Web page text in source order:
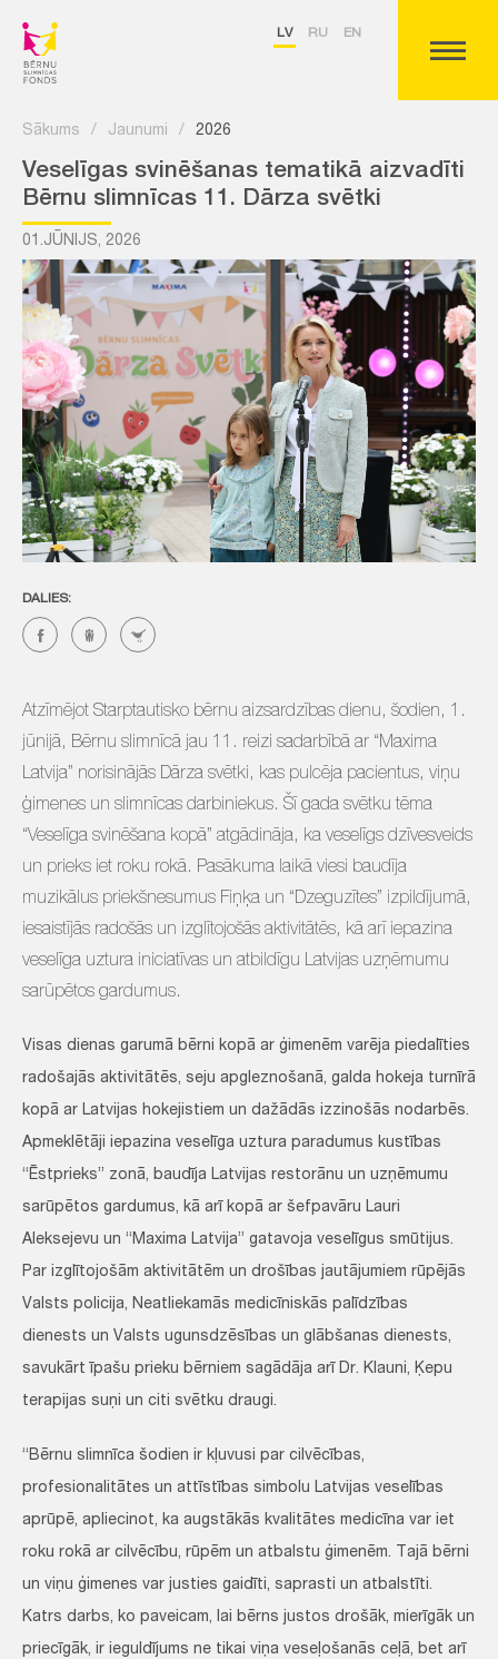
LV RU EN
Sākums / Jaunumi / 2026
Veselīgas svinēšanas tematikā aizvadīti
Bērnu slimnīcas 11. Dārza svētki
01.JŪNIJS, 2026
DALIES:
Atzīmējot Starptautisko bērnu aizsardzības dienu, šodien, 1.
jūnijā, Bērnu slimnīcā jau 11. reizi sadarbībā ar “Maxima
Latvija” norisinājās Dārza svētki, kas pulcēja pacientus, viņu
ģimenes un slimnīcas darbiniekus. Šī gada svētku tēma
“Veselīga svinēšana kopā” atgādināja, ka veselīgs dzīvesveids
un prieks iet roku rokā. Pasākuma laikā viesi baudīja
muzikālus priekšnesumus Fiņķa un “Dzeguzītes” izpildījumā,
iesaistījās radošās un izglītojošās aktivitātēs, kā arī iepazina
veselīga uztura iniciatīvas un atbildīgu Latvijas uzņēmumu
sarūpētos gardumus.
Visas dienas garumā bērni kopā ar ģimenēm varēja piedalīties
radošajās aktivitātēs, seju apgleznošanā, galda hokeja turnīrā
kopā ar Latvijas hokejistiem un dažādās izzinošās nodarbēs.
Apmeklētāji iepazina veselīga uztura paradumus kustības
“Ēstprieks” zonā, baudīja Latvijas restorānu un uzņēmumu
sarūpētos gardumus, kā arī kopā ar šefpavāru Lauri
Aleksejevu un “Maxima Latvija” gatavoja veselīgus smūtijus.
Par izglītojošām aktivitātēm un drošības jautājumiem rūpējās
Valsts policija, Neatliekamās medicīniskās palīdzības
dienests un Valsts ugunsdzēsības un glābšanas dienests,
savukārt īpašu prieku bērniem sagādāja arī Dr. Klauni, Ķepu
terapijas suņi un citi svētku draugi.
“Bērnu slimnīca šodien ir kļuvusi par cilvēcības,
profesionalitātes un attīstības simbolu Latvijas veselības
aprūpē, apliecinot, ka augstākās kvalitātes medicīna var iet
roku rokā ar cilvēcību, rūpēm un atbalstu ģimenēm. Tajā bērni
un viņu ģimenes var justies gaidīti, saprasti un atbalstīti.
Katrs darbs, ko paveicam, lai bērns justos drošāk, mierīgāk un
priecīgāk, ir ieguldījums ne tikai viņa veseļošanās ceļā, bet arī